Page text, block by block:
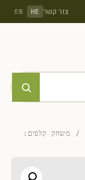
צור קשר HE
EN
/ משחק קלפים: